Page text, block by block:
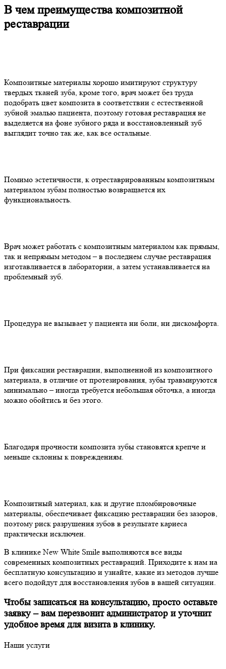
В чем преимущества композитной
реставрации
Композитные материалы хорошо имитируют структуру
твердых тканей зуба, кроме того, врач может без труда
подобрать цвет композита в соответствии с естественной
зубной эмалью пациента, поэтому готовая реставрация не
выделяется на фоне зубного ряда и восстановленный зуб
выглядит точно так же, как все остальные.
Помимо эстетичности, к отреставрированным композитным
материалом зубам полностью возвращается их
функциональность.
Врач может работать с композитным материалом как прямым,
так и непрямым методом – в последнем случае реставрация
изготавливается в лаборатории, а затем устанавливается на
проблемный зуб.
Процедура не вызывает у пациента ни боли, ни дискомфорта.
При фиксации реставрации, выполненной из композитного
материала, в отличие от протезирования, зубы травмируются
минимально – иногда требуется небольшая обточка, а иногда
можно обойтись и без этого.
Благодаря прочности композита зубы становятся крепче и
меньше склонны к повреждениям.
Композитный материал, как и другие пломбировочные
материалы, обеспечивает фиксацию реставрации без зазоров,
поэтому риск разрушения зубов в результате кариеса
практически исключен.
В клинике New White Smile выполняются все виды
современных композитных реставраций. Приходите к нам на
бесплатную консультацию и узнайте, какие из методов лучше
всего подойдут для восстановления зубов в вашей ситуации.
Чтобы записаться на консультацию, просто оставьте
заявку – вам перезвонит администратор и уточнит
удобное время для визита в клинику.
Наши услуги